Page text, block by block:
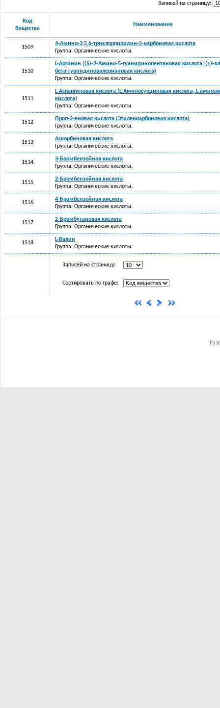
Записей на страницу:
Код
Вещества
Наименование
1509
4-Амино-3,5,6-трихлорпиридин-2-карбоновая кислота
Группа: Органические кислоты.
1510
L-Аргинин ((S)-2-Амино-5-гуанидинопентановая кислота; (+)-
бета-гуанидиновалериановая кислота)
Группа: Органические кислоты.
1511
L-Аспаргиновая кислота (L-Аминосукциновая кислота, L-
кислота)
Группа: Органические кислоты.
1512
Проп-2-еновая кислота (Этиленкарбоновая кислота)
Группа: Органические кислоты.
1513
Аскорбиновая кислота
Группа: Органические кислоты.
1514
3-Бромбензойная кислота
Группа: Органические кислоты.
1515
2-Бромбензойная кислота
Группа: Органические кислоты.
1516
4-Бромбензойная кислота
Группа: Органические кислоты.
1517
2-Бромбутановая кислота
Группа: Органические кислоты.
1518
L-Валин
Группа: Органические кислоты.
Записей на страницу:
Сортировать по графе: